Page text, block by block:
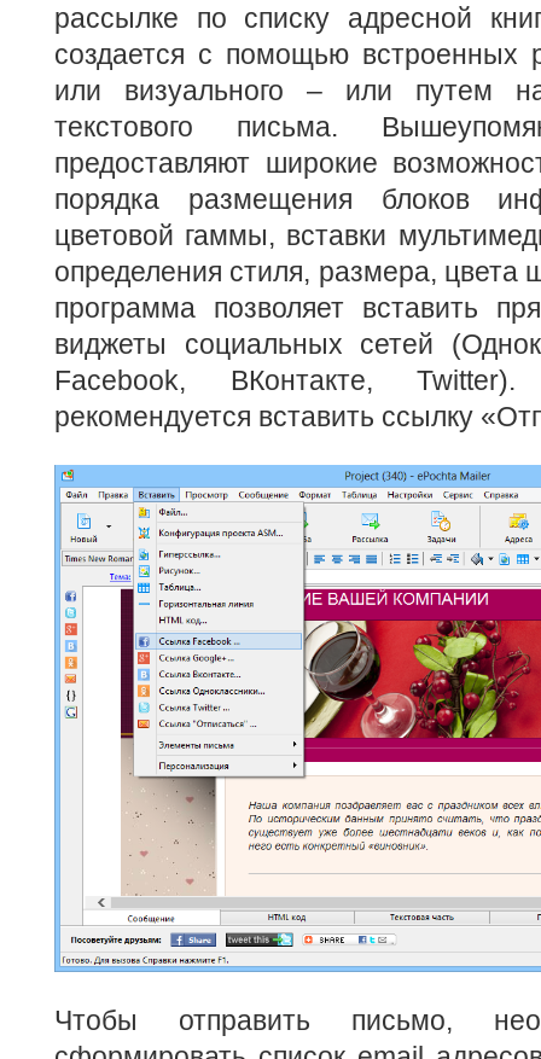
рассылке по списку адресной
создается с помощью встроенных
или визуального – или путем
текстового письма.
предоставляют широкие
порядка размещения блоков
цветовой гаммы, вставки
определения стиля, размера, цвета
программа позволяет вставить
виджеты социальных сетей
Facebook, ВКонтакте,
рекомендуется вставить ссылку
Чтобы отправить письмо,